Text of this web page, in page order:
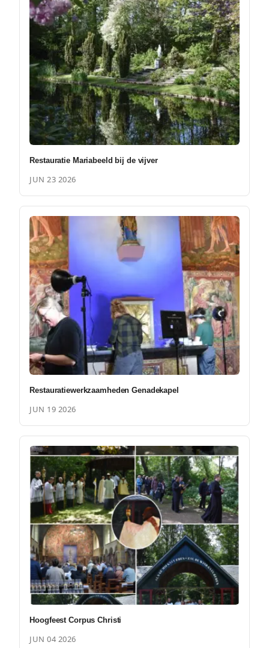
Restauratie Mariabeeld bij de vijver
JUN 23 2026
Restauratiewerkzaamheden Genadekapel
JUN 19 2026
Hoogfeest Corpus Christi
JUN 04 2026